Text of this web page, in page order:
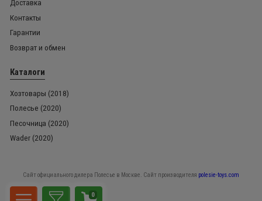
Доставка
Контакты
Гарантии
Возврат и обмен
Каталоги
Хозтовары (2018)
Полесье (2020)
Песочница (2020)
Wader (2020)
Сайт официального дилера Полесье в Москве. Сайт производителя polesie-toys.com
0